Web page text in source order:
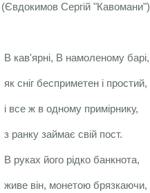
(Євдокимов Сергій "Кавомани")
В кав'ярні, В намоленому барі,
як сніг бесприметен і простий,
і все ж в одному примірнику,
з ранку займає свій пост.
В руках його рідко банкнота,
живе він, монетою брязкаючи,